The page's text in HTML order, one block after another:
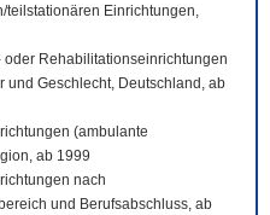
teilstationären Einrichtungen,
oder Rehabilitationseinrichtungen
und Geschlecht, Deutschland, ab
(ambulante
ab 1999
nach
und Berufsabschluss, ab